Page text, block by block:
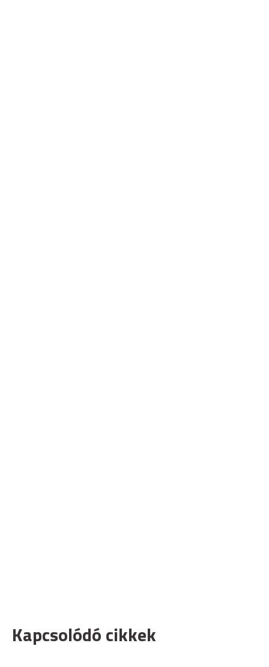
Kapcsolódó cikkek